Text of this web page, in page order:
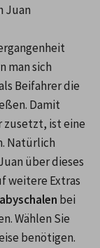
Juan
man sich
Beifahrer die
Damit
zusetzt, ist eine
Natürlich
über dieses
weitere Extras
bei
Wählen Sie
benötigen.